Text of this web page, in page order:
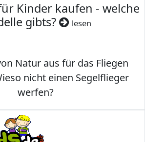
Kinder kaufen - welche
gibts?
lesen
Natur aus für das Fliegen
nicht einen Segelflieger
werfen?